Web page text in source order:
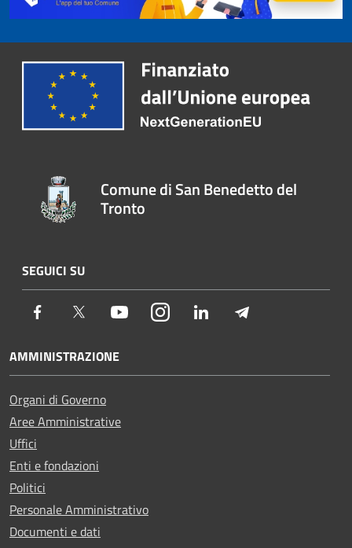
Comune di San Benedetto del
Tronto
SEGUICI SU
Facebook Twitter YoutubeInstagramLinkedIn
AMMINISTRAZIONE
Organi di Governo
Aree Amministrative
Uffici
Enti e fondazioni
Politici
Personale Amministrativo
Documenti e dati